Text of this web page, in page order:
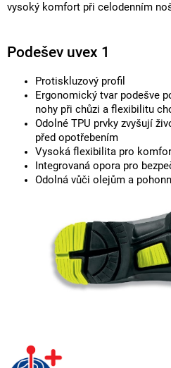
vysoký komfort při celodenním
Podešev uvex 1
Protiskluzový profil
Ergonomický tvar podešve
nohy při chůzi a flexibilitu
Odolné TPU prvky zvyšují
před opotřebením
Vysoká flexibilita pro
Integrovaná opora pro
Odolná vůči olejům a